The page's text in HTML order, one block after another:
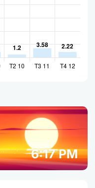
6:17 PM